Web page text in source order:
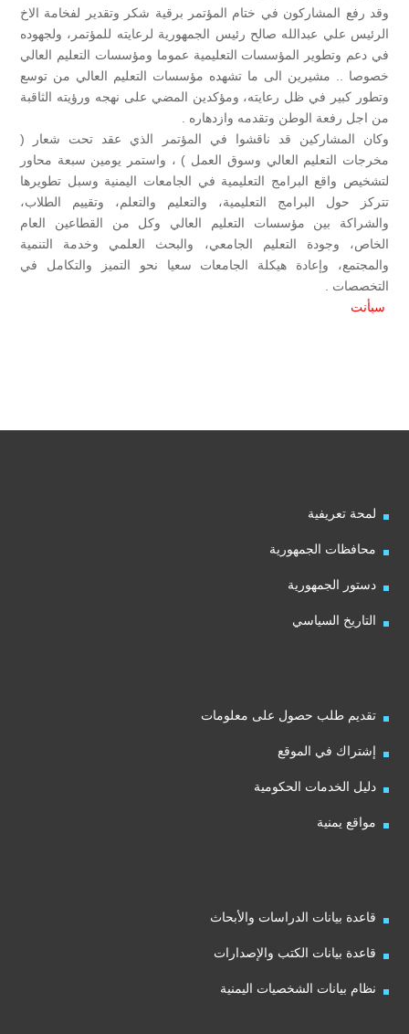
وقد رفع المشاركون في ختام المؤتمر برقية شكر وتقدير لفخامة الاخ
الرئيس علي عبدالله صالح رئيس الجمهورية لرعايته للمؤتمر، ولجهوده
في دعم وتطوير المؤسسات التعليمية عموما ومؤسسات التعليم العالي
خصوصا .. مشيرين الى ما تشهده مؤسسات التعليم العالي من توسع
وتطور كبير في ظل رعايته، ومؤكدين المضي على نهجه ورؤيته الثاقبة
من اجل رفعة الوطن وتقدمه وازدهاره .
وكان المشاركين قد ناقشوا في المؤتمر الذي عقد تحت شعار (
مخرجات التعليم العالي وسوق العمل ) ، واستمر يومين سبعة محاور
لتشخيص واقع البرامج التعليمية في الجامعات اليمنية وسبل تطويرها
تتركز حول البرامج التعليمية، والتعليم والتعلم، وتقييم الطلاب،
والشراكة بين مؤسسات التعليم العالي وكل من القطاعين العام
الخاص، وجودة التعليم الجامعي، والبحث العلمي وخدمة التنمية
والمجتمع، وإعادة هيكلة الجامعات سعيا نحو التميز والتكامل في
التخصصات .
سبأنت
لمحة تعريفية
محافظات الجمهورية
دستور الجمهورية
التاريخ السياسي
تقديم طلب حصول على معلومات
إشتراك في الموقع
دليل الخدمات الحكومية
مواقع يمنية
قاعدة بيانات الدراسات والأبحاث
قاعدة بيانات الكتب والإصدارات
نظام بيانات الشخصيات اليمنية